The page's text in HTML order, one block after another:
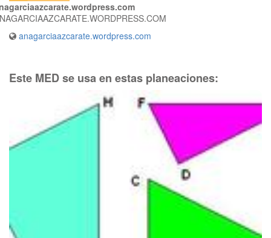
anagarciaazcarate.wordpress.com
Este MED se usa en estas planeaciones: